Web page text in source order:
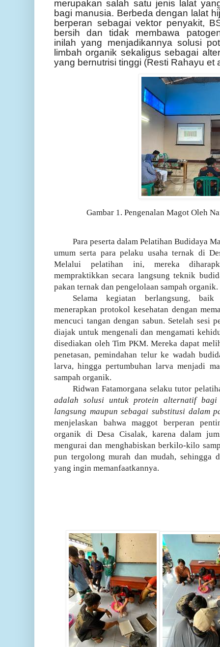
merupakan salah satu jenis lalat
bagi manusia. Berbeda dengan lalat
berperan sebagai vektor penyakit,
bersih dan tidak membawa
inilah yang menjadikannya solusi
limbah organik sekaligus sebagai
yang bernutrisi tinggi (Resti Rahayu et
Gambar 1. Pengenalan Magot Oleh
Para peserta dalam Pelatihan Budidaya
umum serta para pelaku usaha ternak di
Melalui pelatihan ini, mereka
mempraktikkan secara langsung teknik
pakan ternak dan pengelolaan sampah organik.
Selama kegiatan berlangsung, baik
menerapkan protokol kesehatan dengan
mencuci tangan dengan sabun. Setelah sesi
diajak untuk mengenali dan mengamati
disediakan oleh Tim PKM. Mereka dapat
penetasan, pemindahan telur ke wadah
larva, hingga pertumbuhan larva menjadi
sampah organik.
Ridwan Fatamorgana selaku tutor
adalah solusi untuk protein alternatif
langsung maupun sebagai substitusi dalam
menjelaskan bahwa maggot berperan
organik di Desa Cisalak, karena dalam
mengurai dan menghabiskan berkilo-kilo
pun tergolong murah dan mudah, sehingga
yang ingin memanfaatkannya.